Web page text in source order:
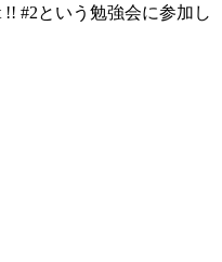
!! #2という勉強会に参加し